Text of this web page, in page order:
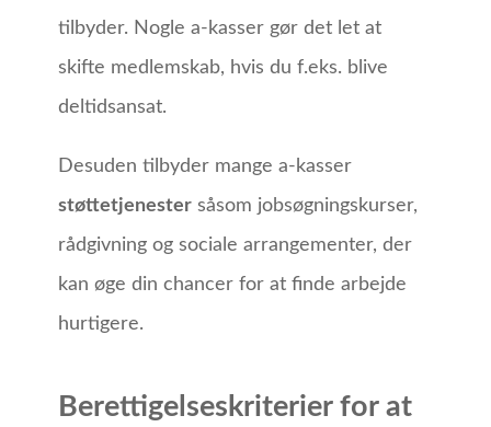
tilbyder. Nogle a-kasser gør det let at
skifte medlemskab, hvis du f.eks. blive
deltidsansat.
Desuden tilbyder mange a-kasser
støttetjenestersåsom jobsøgningskurser,
rådgivning og sociale arrangementer, der
kan øge din chancer for at finde arbejde
hurtigere.
Berettigelseskriterier for at